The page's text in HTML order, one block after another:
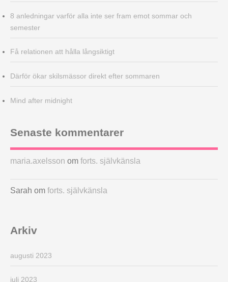
8 anledningar varför alla inte ser fram emot sommar och
semester
Få relationen att hålla långsiktigt
Därför ökar skilsmässor direkt efter sommaren
Mind after midnight
Senaste kommentarer
maria.axelsson om forts. självkänsla
Sarah om forts. självkänsla
Arkiv
augusti 2023
juli 2023